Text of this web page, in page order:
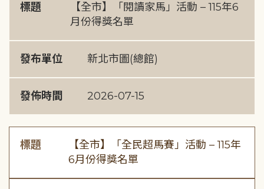
標題
【全市】「閱讀家馬」活動 – 115年6
月份得獎名單
發布單位 新北市圖(總館)
發佈時間 2026-07-15
標題
【全市】「全民超馬賽」活動 – 115年
6月份得獎名單